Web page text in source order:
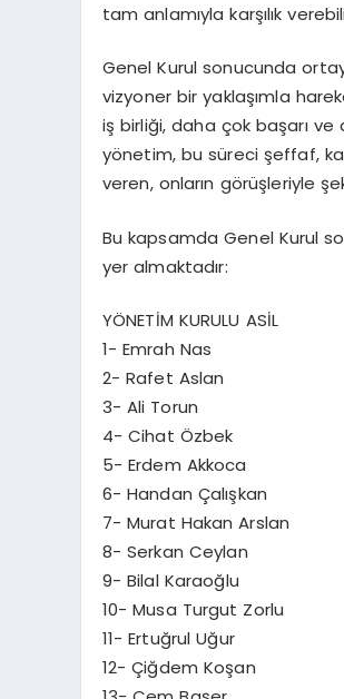
tam anlamıyla karşılık
Genel Kurul sonucunda
vizyoner bir yaklaşımla
iş birliği, daha çok başarı
yönetim, bu süreci şeffaf,
veren, onların görüşleriyle
Bu kapsamda Genel Kurul
yer almaktadır:
YÖNETİM KURULU ASİL
1- Emrah Nas
2- Rafet Aslan
3- Ali Torun
4- Cihat Özbek
5- Erdem Akkoca
6- Handan Çalışkan
7- Murat Hakan Arslan
8- Serkan Ceylan
9- Bilal Karaoğlu
10- Musa Turgut Zorlu
11- Ertuğrul Uğur
12- Çiğdem Koşan